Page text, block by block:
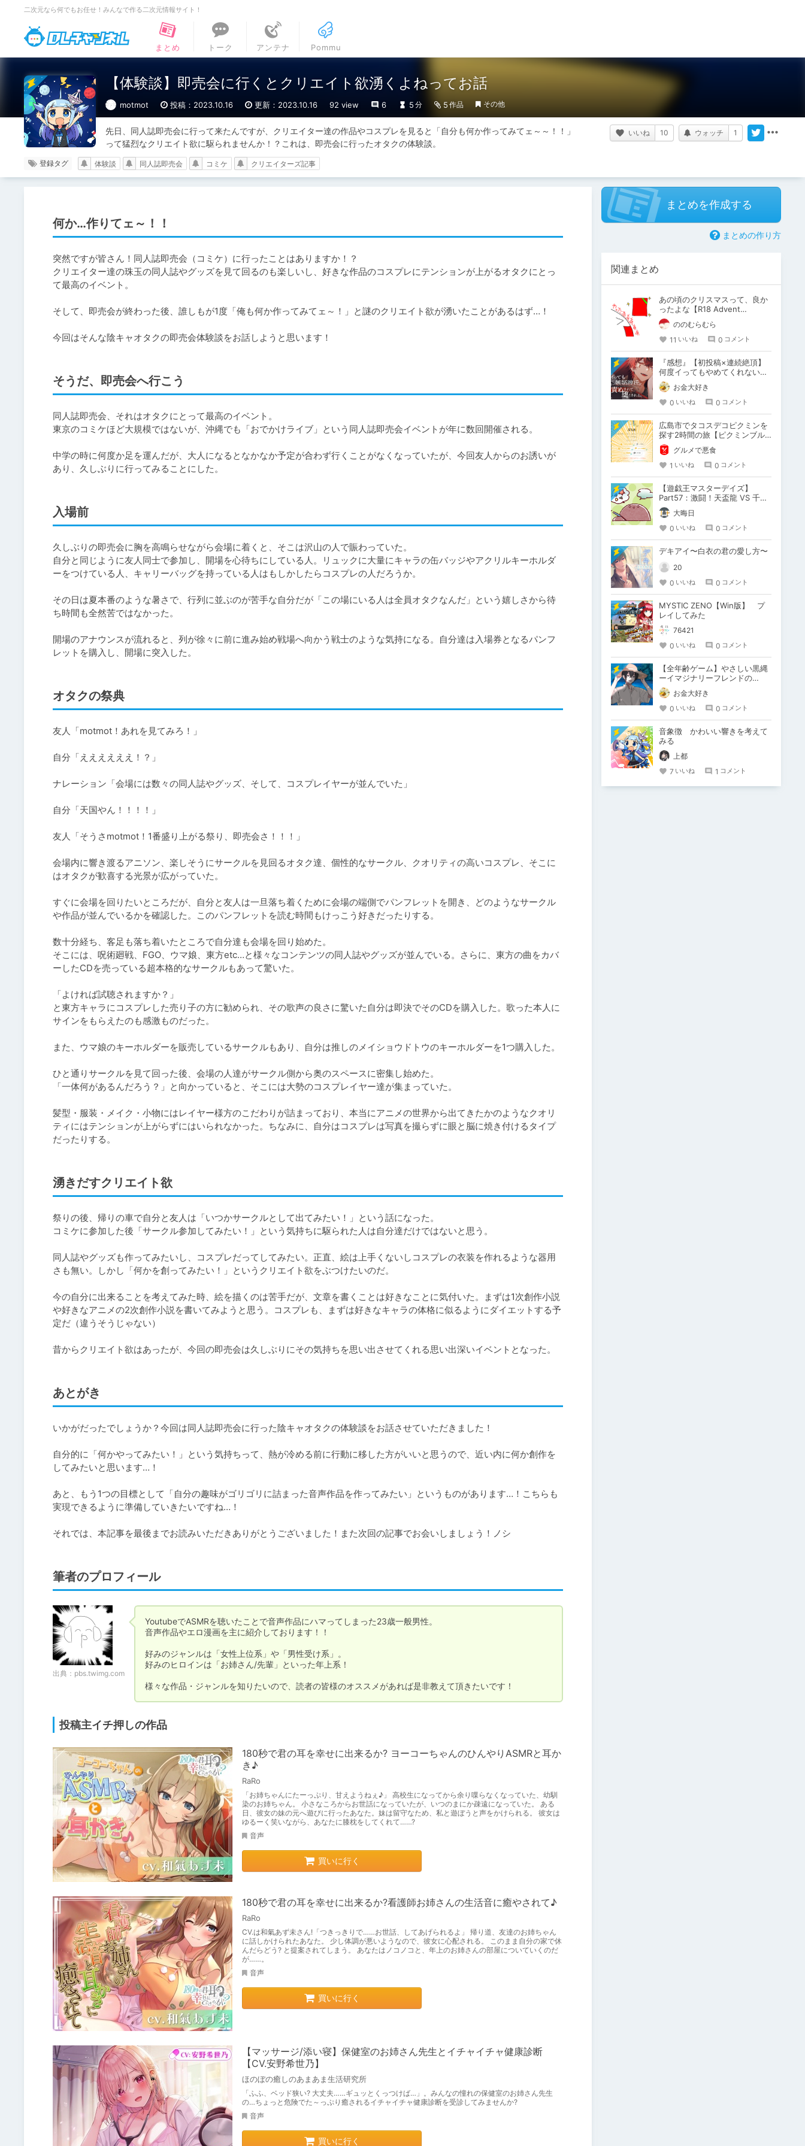
二次元なら何でもお任せ！みんなで作る二次元情報サイト！
DLチャンネル
まとめ
トーク アンテナ Pommu
【体験談】即売会に行くとクリエイト欲湧くよねってお話
motmot 投稿：2023.10.16 更新：2023.10.16 92 view 6 5 分 5 作品 その他
先日、同人誌即売会に行って来たんですが、クリエイター達の作品やコスプレを見ると「自分も何か作ってみてェ～～！！」
って猛烈なクリエイト欲に駆られませんか！？これは、即売会に行ったオタクの体験談。
いいね 10 ウォッチ 1
登録タグ 体験談 同人誌即売会 コミケ クリエイターズ記事
何か…作りてェ～！！
突然ですが皆さん！同人誌即売会（コミケ）に行ったことはありますか！？
クリエイター達の珠玉の同人誌やグッズを見て回るのも楽しいし、好きな作品のコスプレにテンションが上がるオタクにとっ
て最高のイベント。
そして、即売会が終わった後、誰しもが1度「俺も何か作ってみてェ～！」と謎のクリエイト欲が湧いたことがあるはず…！
今回はそんな陰キャオタクの即売会体験談をお話しようと思います！
そうだ、即売会へ行こう
同人誌即売会、それはオタクにとって最高のイベント。
東京のコミケほど大規模ではないが、沖縄でも「おでかけライブ」という同人誌即売会イベントが年に数回開催される。
中学の時に何度か足を運んだが、大人になるとなかなか予定が合わず行くことがなくなっていたが、今回友人からのお誘いが
あり、久しぶりに行ってみることにした。
入場前
久しぶりの即売会に胸を高鳴らせながら会場に着くと、そこは沢山の人で賑わっていた。
自分と同じように友人同士で参加し、開場を心待ちにしている人。リュックに大量にキャラの缶バッジやアクリルキーホルダ
ーをつけている人、キャリーバッグを持っている人はもしかしたらコスプレの人だろうか。
その日は夏本番のような暑さで、行列に並ぶのが苦手な自分だが「この場にいる人は全員オタクなんだ」という嬉しさから待
ち時間も全然苦ではなかった。
開場のアナウンスが流れると、列が徐々に前に進み始め戦場へ向かう戦士のような気持になる。自分達は入場券となるパンフ
レットを購入し、開場に突入した。
オタクの祭典
友人「motmot！あれを見てみろ！」
自分「ええええええ！？」
ナレーション「会場には数々の同人誌やグッズ、そして、コスプレイヤーが並んでいた」
自分「天国やん！！！！」
友人「そうさmotmot！1番盛り上がる祭り、即売会さ！！！」
会場内に響き渡るアニソン、楽しそうにサークルを見回るオタク達、個性的なサークル、クオリティの高いコスプレ、そこに
はオタクが歓喜する光景が広がっていた。
すぐに会場を回りたいところだが、自分と友人は一旦落ち着くために会場の端側でパンフレットを開き、どのようなサークル
や作品が並んでいるかを確認した。このパンフレットを読む時間もけっこう好きだったりする。
数十分経ち、客足も落ち着いたところで自分達も会場を回り始めた。
そこには、呪術廻戦、FGO、ウマ娘、東方etc…と様々なコンテンツの同人誌やグッズが並んでいる。さらに、東方の曲をカバ
ーしたCDを売っている超本格的なサークルもあって驚いた。
「よければ試聴されますか？」
と東方キャラにコスプレした売り子の方に勧められ、その歌声の良さに驚いた自分は即決でそのCDを購入した。歌った本人に
サインをもらえたのも感激ものだった。
また、ウマ娘のキーホルダーを販売しているサークルもあり、自分は推しのメイショウドトウのキーホルダーを1つ購入した。
ひと通りサークルを見て回った後、会場の人達がサークル側から奥のスペースに密集し始めた。
「一体何があるんだろう？」と向かっていると、そこには大勢のコスプレイヤー達が集まっていた。
髪型・服装・メイク・小物にはレイヤー様方のこだわりが詰まっており、本当にアニメの世界から出てきたかのようなクオリ
ティにはテンションが上がらずにはいられなかった。ちなみに、自分はコスプレは写真を撮らずに眼と脳に焼き付けるタイプ
だったりする。
湧きだすクリエイト欲
祭りの後、帰りの車で自分と友人は「いつかサークルとして出てみたい！」という話になった。
コミケに参加した後「サークル参加してみたい！」という気持ちに駆られた人は自分達だけではないと思う。
同人誌やグッズも作ってみたいし、コスプレだってしてみたい。正直、絵は上手くないしコスプレの衣装を作れるような器用
さも無い。しかし「何かを創ってみたい！」というクリエイト欲をぶつけたいのだ。
今の自分に出来ることを考えてみた時、絵を描くのは苦手だが、文章を書くことは好きなことに気付いた。まずは1次創作小説
や好きなアニメの2次創作小説を書いてみようと思う。コスプレも、まずは好きなキャラの体格に似るようにダイエットする予
定だ（違うそうじゃない）
昔からクリエイト欲はあったが、今回の即売会は久しぶりにその気持ちを思い出させてくれる思い出深いイベントとなった。
あとがき
いかがだったでしょうか？今回は同人誌即売会に行った陰キャオタクの体験談をお話させていただきました！
自分的に「何かやってみたい！」という気持ちって、熱が冷める前に行動に移した方がいいと思うので、近い内に何か創作を
してみたいと思います…！
あと、もう1つの目標として「自分の趣味がゴリゴリに詰まった音声作品を作ってみたい」というものがあります…！こちらも
実現できるように準備していきたいですね…！
それでは、本記事を最後までお読みいただきありがとうございました！また次回の記事でお会いしましょう！ノシ
筆者のプロフィール
出典： pbs.twimg.com
YoutubeでASMRを聴いたことで音声作品にハマってしまった23歳一般男性。
音声作品やエロ漫画を主に紹介しております！！
好みのジャンルは「女性上位系」や「男性受け系」。
好みのヒロインは「お姉さん/先輩」といった年上系！
様々な作品・ジャンルを知りたいので、読者の皆様のオススメがあれば是非教えて頂きたいです！
投稿主イチ押しの作品
180秒で君の耳を幸せに出来るか? ヨーコーちゃんのひんやりASMRと耳か
き♪
RaRo
「お姉ちゃんにたーっぷり、甘えようねぇ♪」 高校生になってから余り喋らなくなっていた、幼馴
染のお姉ちゃん。 小さなころからお世話になっていたが、いつのまにか疎遠になっていた。 ある
日、彼女の妹の元へ遊びに行ったあなた。妹は留守なため、私と遊ぼうと声をかけられる。 彼女は
ゆるーく笑いながら、あなたに膝枕をしてくれて……?
音声
買いに行く
180秒で君の耳を幸せに出来るか?看護師お姉さんの生活音に癒やされて♪
RaRo
CV.は和氣あず未さん!「つきっきりで……お世話、してあげられるよ」 帰り道、友達のお姉ちゃん
に話しかけられたあなた。 少し体調が悪いようなので、彼女に心配される。 このまま自分の家で休
んだらどう? と提案されてしまう。 あなたはノコノコと、年上のお姉さんの部屋についていくのだ
が……。
音声
買いに行く
【マッサージ/添い寝】保健室のお姉さん先生とイチャイチャ健康診断
【CV.安野希世乃】
ほのぼの癒しのあまあま生活研究所
「ふふ、ベッド狭い? 大丈夫……ギュッとくっつけば…」。みんなの憧れの保健室のお姉さん先生
の…ちょっと危険でた～っぷり癒されるイチャイチャ健康診断を受診してみませんか?
音声
買いに行く
まとめを作成する
まとめの作り方
関連まとめ
あの頃のクリスマスって、良か
ったよな【R18 Advent
Calendar 2024】
ののむらむら
11 いいね 0 コメント
『感想』【初投稿×連続絶頂】
何度イってもやめてくれない嫉
妬彼氏に激責めされて堕とされ
る。お金大好き
0 いいね 0 コメント
広島市でタコスデコピクミンを
探す2時間の旅【ピクミンブル
ーム / Pikmin Bloom】
グルメで悪食
1 いいね 0 コメント
【遊戯王マスターデイズ】
Part57：激闘！天盃龍 VS 千年
D【架空デュエル】
大晦日
0 いいね 0 コメント
デキアイ〜白衣の君の愛し方〜
20
0 いいね 0 コメント
MYSTIC ZENO【Win版】 プ
レイしてみた
76421
0 いいね 0 コメント
【全年齢ゲーム】やさしい黒縄
ーイマジナリーフレンドの
「彼」と過ごすおぼんやすみー
お金大好き
0 いいね 0 コメント
音象徴 かわいい響きを考えて
みる
上都
7 いいね 1 コメント